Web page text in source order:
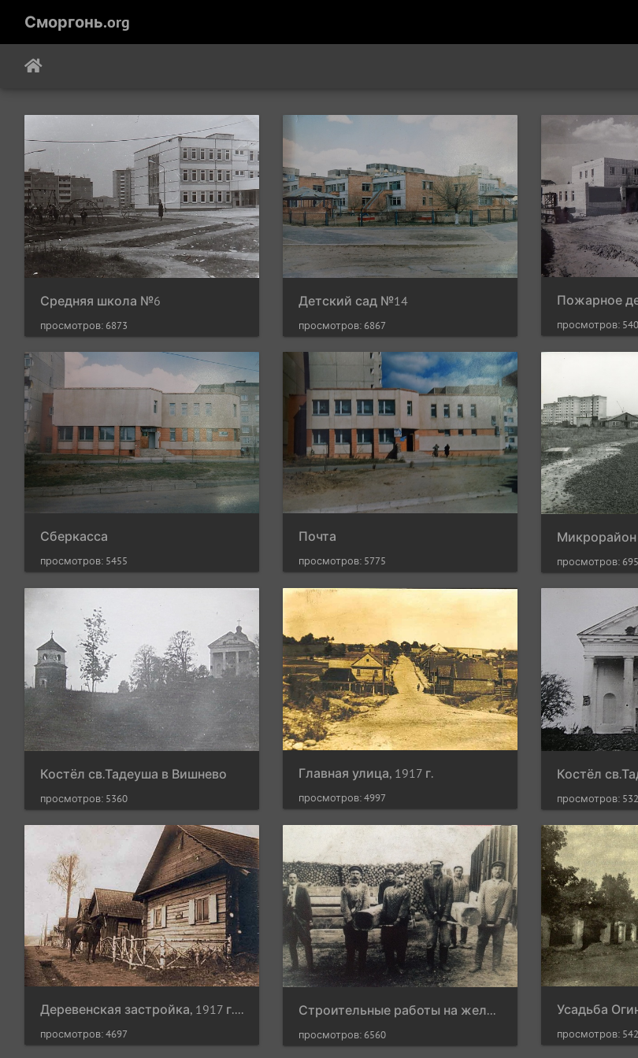
Сморгонь.org
Средняя школа №6
просмотров: 6873
Детский сад №14
просмотров: 6867
Пожарное
просмотров:
Сберкасса
просмотров: 5455
Почта
просмотров: 5775 просмотров:
Костёл св.Тадеуша в Вишнево
просмотров: 5360
Главная улица, 1917 г.
просмотров: 4997 просмотров:
Деревенская застройка, 1917 г., фото неизвестного немецкого солдата
просмотров: 4697
Строительные работы на железнодорожной станции "Залесье"
просмотров: 6560 просмотров: